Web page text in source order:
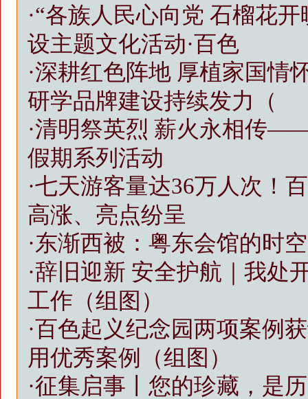
·“各族人民心向党 石榴花
设主题文化活动·百色
·深耕红色阵地 厚植家国
研学品牌建设持续发力（
·清明祭英烈 薪火永相传
假期系列活动
·七天游客量达36万人次！
高涨、亮点纷呈
·东渐西被：粤东会馆的时
·辞旧迎新 安全护航｜我处
工作（组图）
·百色起义纪念园两项案例
用优秀案例（组图）
·征集启事丨您的珍藏，是